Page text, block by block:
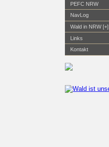
PEFC NRW
NavLog
Wald in NRW [+]
Links
Kontakt